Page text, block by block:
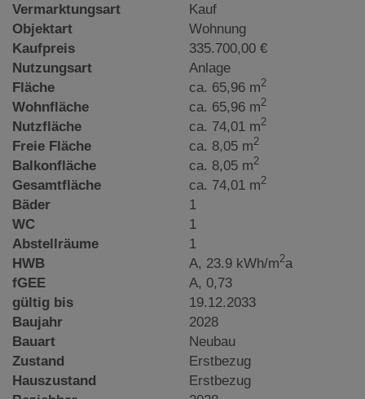
Vermarktungsart
Kauf
Objektart
Wohnung
Kaufpreis
335.700,00 €
Nutzungsart
Anlage
Fläche
ca. 65,96 m2
Wohnfläche ca. 65,96 m2
Nutzfläche ca. 74,01 m2
Freie Fläche ca. 8,05 m2
Balkonfläche ca. 8,05 m2
Gesamtfläche ca. 74,01 m2
Bäder
1
WC
1
Abstellräume
1
HWB
A, 23.9 kWh/m2a
fGEE
A, 0,73
gültig bis
19.12.2033
Baujahr
2028
Bauart
Neubau
Zustand
Erstbezug
Hauszustand
Erstbezug